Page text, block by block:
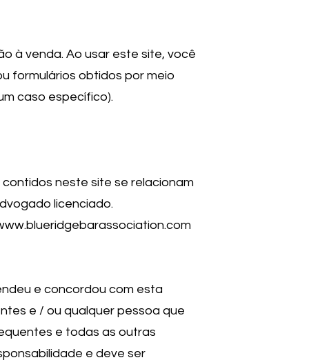
à venda. Ao usar este site, você
formulários obtidos por meio
caso específico).
neste site se relacionam
licenciado.
e concordou com esta
e / ou qualquer pessoa que
e todas as outras
e deve ser